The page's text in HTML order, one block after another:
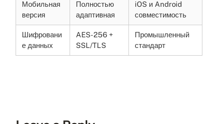
Мобильная
версия
Полностью
адаптивная
iOS и Android
совместимость
Шифровани
е данных
AES-256 +
SSL/TLS
Промышленный
стандарт